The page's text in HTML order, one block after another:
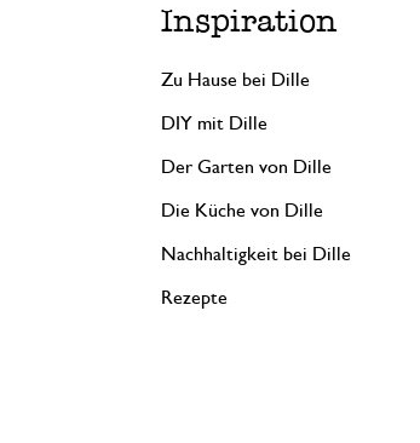
Inspiration
Zu Hause bei Dille
DIY mit Dille
Der Garten von Dille
Die Küche von Dille
Nachhaltigkeit bei Dille
Rezepte